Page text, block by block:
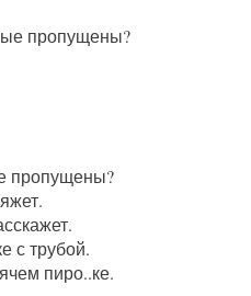
пропущены?
пропущены?
с трубой.
пиро..ке.